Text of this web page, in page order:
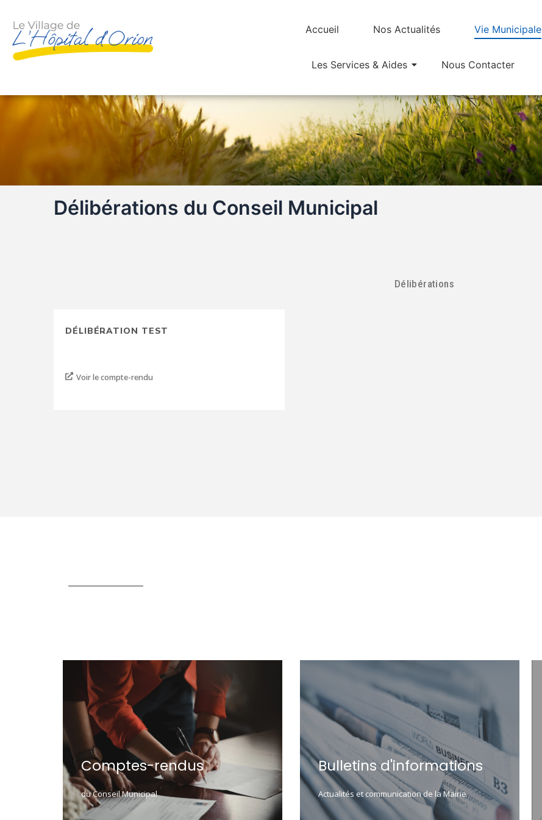
Accueil Nos Actualités Vie Municipale
Les Services & Aides Nous Contacter
Délibérations du Conseil Municipal
Délibérations
DÉLIBÉRATION TEST
Voir le compte-rendu
Comptes-rendus
du Conseil Municipal
Bulletins d'informations
Actualités et communication de la Mairie